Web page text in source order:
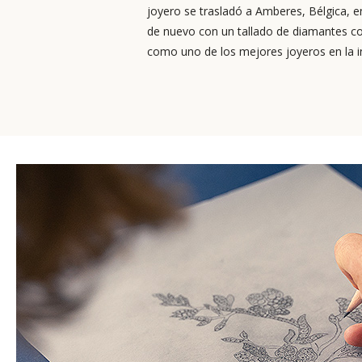
joyero se trasladó a Amberes, Bélgica,
de nuevo con un tallado de diamantes
como uno de los mejores joyeros en la